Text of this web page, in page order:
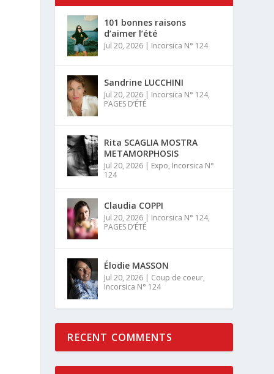
101 bonnes raisons
d’aimer l’été
Jul 20, 2026 | Incorsica N° 124
Sandrine LUCCHINI
Jul 20, 2026 | Incorsica N° 124,
PAGES D’ÉTÉ
Rita SCAGLIA MOSTRA
METAMORPHOSIS
Jul 20, 2026 | Expo, Incorsica N°
124
Claudia COPPI
Jul 20, 2026 | Incorsica N° 124,
PAGES D’ÉTÉ
Élodie MASSON
Jul 20, 2026 | Coup de coeur,
Incorsica N° 124
RECENT COMMENTS